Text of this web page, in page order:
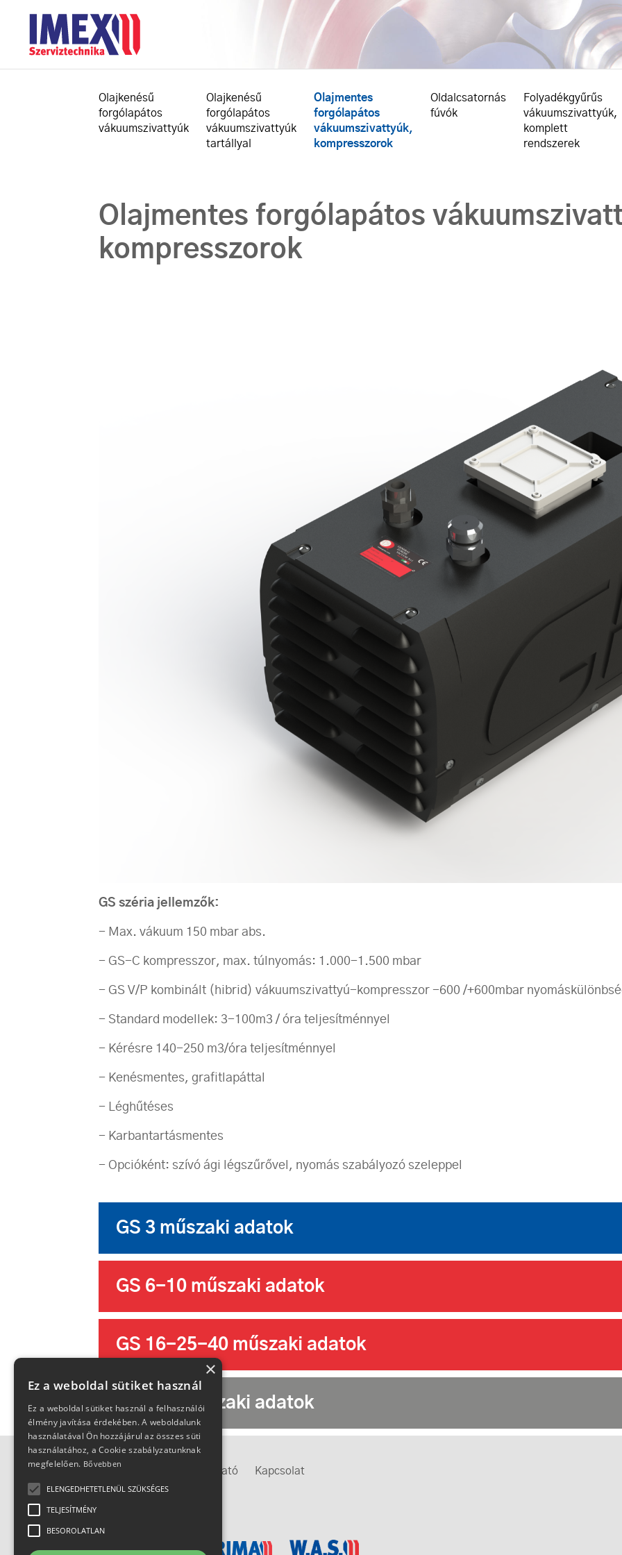
Olajkenésű
forgólapátos
vákuumszivattyúk
Olajkenésű
forgólapátos
vákuumszivattyúk
tartállyal
Olajmentes
forgólapátos
vákuumszivattyúk,
kompresszorok
Oldalcsatornás
fúvók
Folyadékgyűrűs
vákuumszivattyúk,
komplett
rendszerek
Olajmentes forgólapátos
kompresszorok
GS széria jellemzők:
- Max. vákuum 150 mbar abs.
- GS-C kompresszor, max. túlnyomás: 1.000-1.500 mbar
- GS V/P kombinált (hibrid) vákuumszivattyú-kompresszor -600 /+600mbar
- Standard modellek: 3-100m3 / óra teljesítménnyel
- Kérésre 140-250 m3/óra teljesítménnyel
- Kenésmentes, grafitlapáttal
- Léghűtéses
- Karbantartásmentes
- Opcióként: szívó ági légszűrővel, nyomás szabályozó szeleppel
GS 3 műszaki adatok
GS 6-10 műszaki adatok
GS 16-25-40 műszaki adatok
GS 100 műszaki adatok
Megközelítés Adatkezelési tájékoztató Kapcsolat
IMEX-csoport
×
Ez a weboldal sütiket használ
Ez a weboldal sütiket használ a felhasználói
élmény javítása érdekében. A weboldalunk
használatával Ön hozzájárul az összes süti
használatához, a Cookie szabályzatunknak
megfelelően. Bővebben
ELENGEDHETETLENÜL SZÜKSÉGES
TELJESÍTMÉNY
BESOROLATLAN